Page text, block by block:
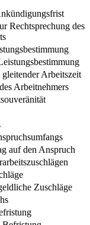
Rechtsprechung des
Arbeitszeit
Arbeitnehmers
auf den Anspruch
Zuschläge